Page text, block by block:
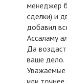
менеджер
сделки) и
добавил
Ассаламу
Да
ваше дело.
Уважаемые